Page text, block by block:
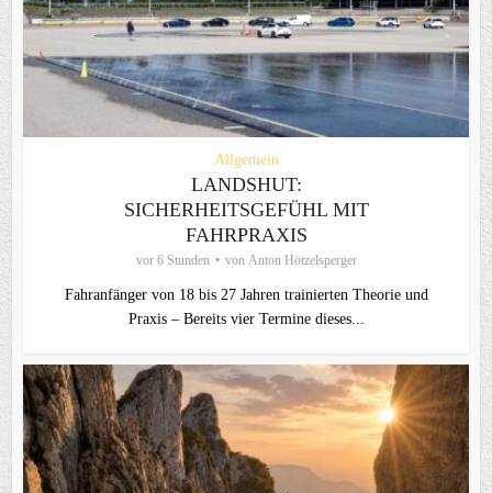
Allgemein
LANDSHUT:
SICHERHEITSGEFÜHL MIT
FAHRPRAXIS
vor 6 Stunden von Anton Hötzelsperger
Fahranfänger von 18 bis 27 Jahren trainierten Theorie und
Praxis – Bereits vier Termine dieses...